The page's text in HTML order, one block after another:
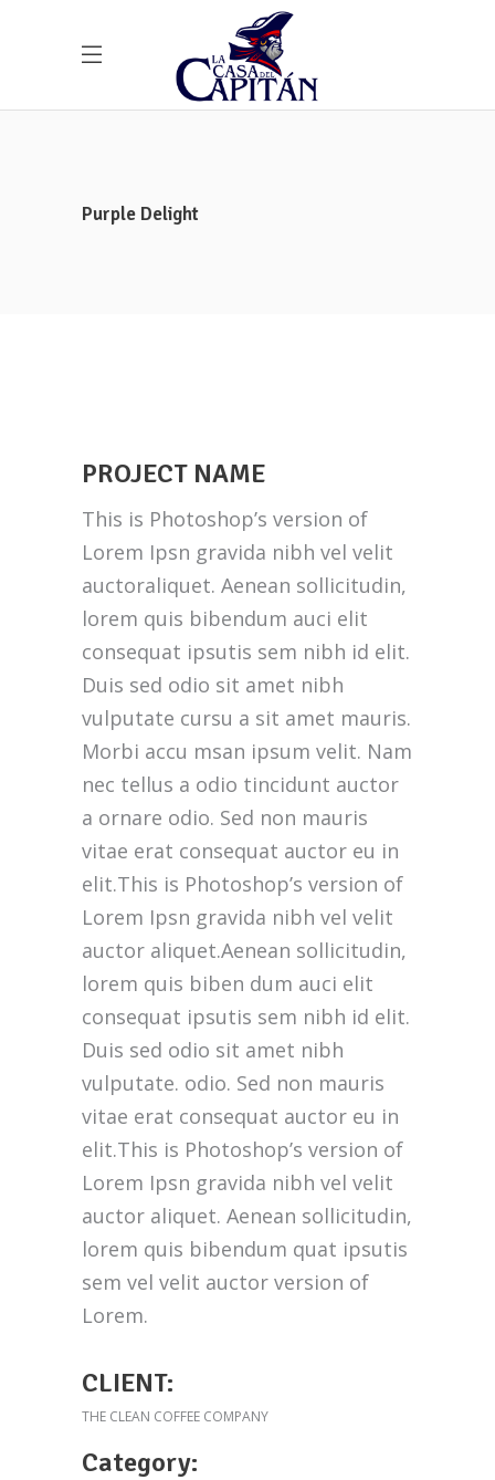
Purple Delight
PROJECT NAME
This is Photoshop’s version of
Lorem Ipsn gravida nibh vel velit
auctoraliquet. Aenean sollicitudin,
lorem quis bibendum auci elit
consequat ipsutis sem nibh id elit.
Duis sed odio sit amet nibh
vulputate cursu a sit amet mauris.
Morbi accu msan ipsum velit. Nam
nec tellus a odio tincidunt auctor
a ornare odio. Sed non mauris
vitae erat consequat auctor eu in
elit.This is Photoshop’s version of
Lorem Ipsn gravida nibh vel velit
auctor aliquet.Aenean sollicitudin,
lorem quis biben dum auci elit
consequat ipsutis sem nibh id elit.
Duis sed odio sit amet nibh
vulputate. odio. Sed non mauris
vitae erat consequat auctor eu in
elit.This is Photoshop’s version of
Lorem Ipsn gravida nibh vel velit
auctor aliquet. Aenean sollicitudin,
lorem quis bibendum quat ipsutis
sem vel velit auctor version of
Lorem.
CLIENT:
THE CLEAN COFFEE COMPANY
Category: